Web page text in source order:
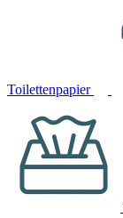
Toilettenpapier